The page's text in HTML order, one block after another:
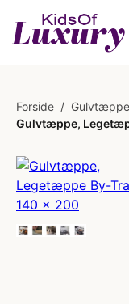
Forside / Gulvtæppe
Gulvtæppe,